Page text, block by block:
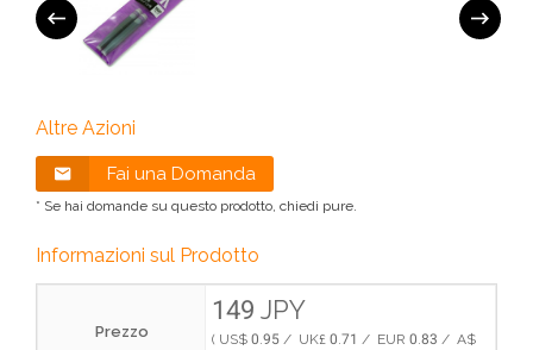
Altre Azioni
Fai una Domanda
* Se hai domande su questo prodotto, chiedi pure.
Informazioni sul Prodotto
Prezzo
149 JPY
( US$ 0.95 / UK£ 0.71 / EUR 0.83 / A$